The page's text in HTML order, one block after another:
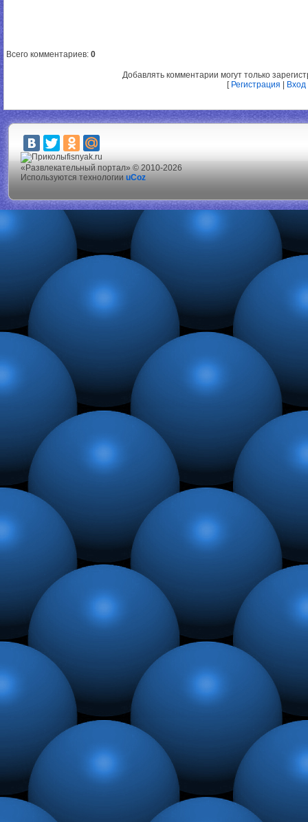
Всего комментариев: 0
Добавлять комментарии могут только
[ Регистрация Вход
fisnyak.ru
«Развлекательный портал» © 2010-2026
Используются технологии uCoz